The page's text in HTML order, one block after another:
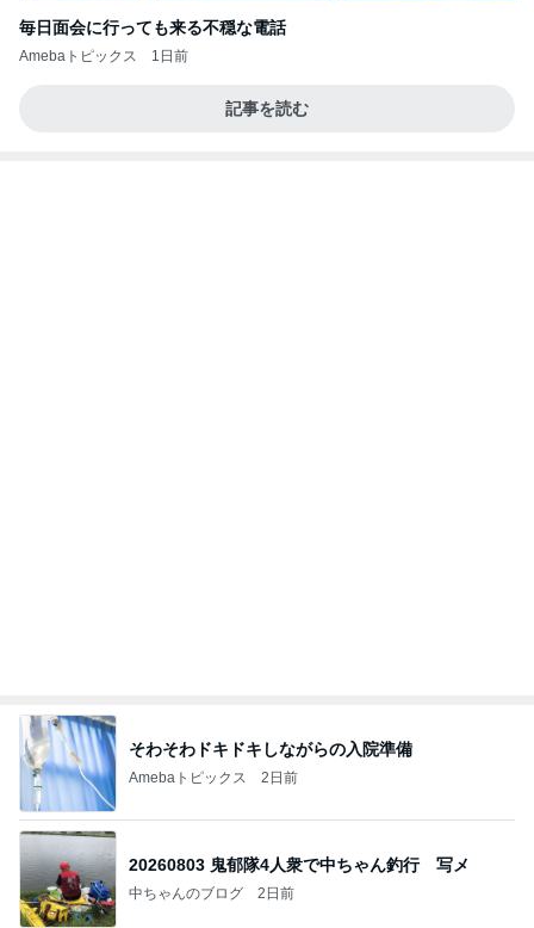
毎日面会に行っても来る不穏な電話
Amebaトピックス 1日前
記事を読む
そわそわドキドキしながらの入院準備
Amebaトピックス 2日前
20260803 鬼郁隊4人衆で中ちゃん釣行 写メ
中ちゃんのブログ 2日前